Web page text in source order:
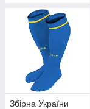
Збірна України